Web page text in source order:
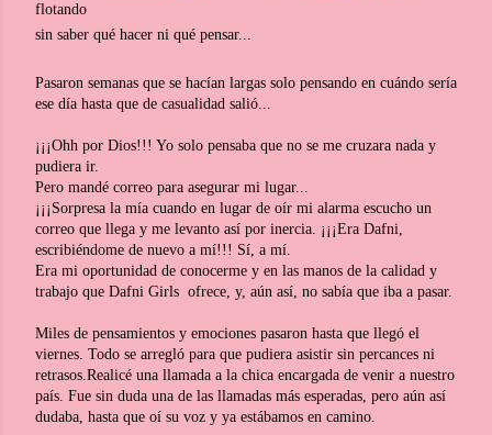
flotando
sin saber qué hacer ni qué pensar...
Pasaron semanas que se hacían largas solo pensando en cuándo sería
ese día hasta que de casualidad salió...
¡¡¡Ohh por Dios!!! Yo solo pensaba que no se me cruzara nada y
pudiera ir.
Pero mandé correo para asegurar mi lugar...
¡¡¡Sorpresa la mía cuando en lugar de oír mi alarma escucho un
correo que llega y me levanto así por inercia. ¡¡¡Era Dafni,
escribiéndome de nuevo a mí!!! Sí, a mí.
Era mi oportunidad de conocerme y en las manos de la calidad y
trabajo que Dafni Girls ofrece, y, aún así, no sabía que iba a pasar.
Miles de pensamientos y emociones pasaron hasta que llegó el
viernes. Todo se arregló para que pudiera asistir sin percances ni
retrasos.Realicé una llamada a la chica encargada de venir a nuestro
país. Fue sin duda una de las llamadas más esperadas, pero aún así
dudaba, hasta que oí su voz y ya estábamos en camino.